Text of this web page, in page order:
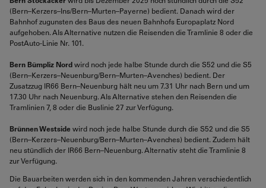
(Bern–Kerzers–Ins/Bern–Murten–Payerne) bedient. Danach wird der
Bahnhof zugunsten des Baus des neuen Bahnhofs Europaplatz Nord
aufgehoben. Als Alternative nutzen die Reisenden die Tramlinie 8 oder die
PostAuto-Linie Nr. 101.
Bern Bümpliz Nordwird noch jede halbe Stunde durch die S52 und die S5
(Bern–Kerzers–Neuenburg/Bern–Murten–Avenches) bedient. Der
Zusatzzug IR66 Bern–Neuenburg hält neu um 7.31 Uhr nach Bern und um
17.30 Uhr nach Neuenburg. Als Alternative stehen den Reisenden die
Tramlinien 7, 8 oder die Buslinie 27 zur Verfügung.
Brünnen Westsidewird noch jede halbe Stunde durch die S52 und die S5
(Bern–Kerzers–Neuenburg/Bern–Murten–Avenches) bedient. Zudem hält
neu stündlich der IR66 Bern–Neuenburg. Alternativ steht die Tramlinie 8
zur Verfügung.
Die Bauarbeiten werden sich in den kommenden Jahren verschiedentlich